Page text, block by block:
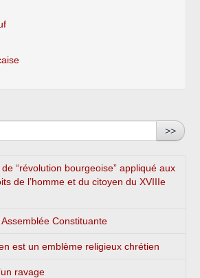
>>
“révolution bourgeoise” appliqué aux
de l’homme et du citoyen du XVIIIe
Constituante
est un emblème religieux chrétien
ravage